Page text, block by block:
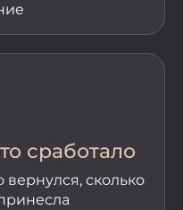
сработало
вернулся, сколько